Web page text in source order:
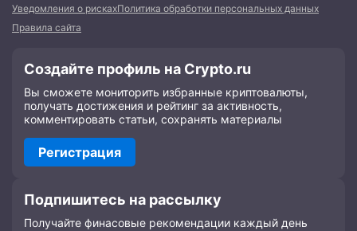
Уведомления о рискахПолитика обработки персональных данных
Правила сайта
Создайте профиль на Crypto.ru
Вы сможете мониторить избранные криптовалюты,
получать достижения и рейтинг за активность,
комментировать статьи, сохранять материалы
Регистрация
Подпишитесь на рассылку
Получайте финасовые рекомендации каждый день